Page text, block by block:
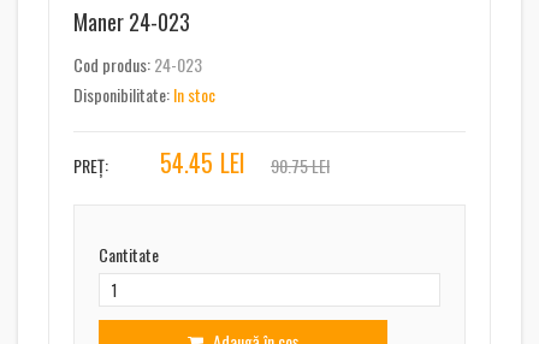
Maner 24-023
Cod produs:24-023
Disponibilitate:In stoc
PREȚ: 54.45 LEI 90.75 LEI
Cantitate